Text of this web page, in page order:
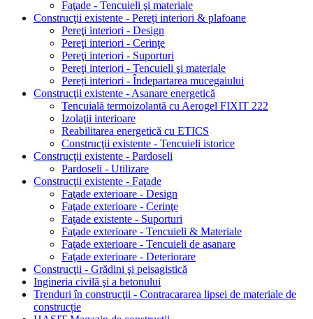
Faţade - Tencuieli şi materiale
Construcţii existente - Pereţi interiori & plafoane
Pereţi interiori - Design
Pereţi interiori - Cerinţe
Pereţi interiori - Suporturi
Pereţi interiori - Tencuieli şi materiale
Pereți interiori - Îndepartarea mucegaiului
Construcţii existente - Asanare energetică
Tencuială termoizolantă cu Aerogel FIXIT 222
Izolaţii interioare
Reabilitarea energetică cu ETICS
Construcţii existente - Tencuieli istorice
Construcţii existente - Pardoseli
Pardoseli - Utilizare
Construcţii existente - Faţade
Faţade exterioare - Design
Faţade exterioare - Cerinţe
Faţade existente - Suporturi
Faţade exterioare - Tencuieli & Materiale
Faţade exterioare - Tencuieli de asanare
Faţade exterioare - Deteriorare
Construcţii - Grădini şi peisagistică
Ingineria civilă şi a betonului
Trenduri în construcţii - Contracararea lipsei de materiale de
construcție